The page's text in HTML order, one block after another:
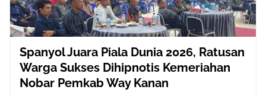
Spanyol Juara Piala Dunia 2026, Ratusan
Warga Sukses Dihipnotis Kemeriahan
Nobar Pemkab Way Kanan